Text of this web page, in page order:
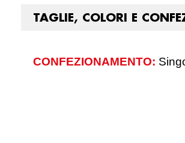
TAGLIE, COLORI E
CONFEZIONAMENTO: